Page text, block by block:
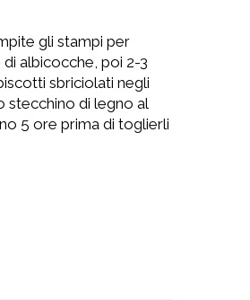
gli stampi per
albicocche, poi 2-3
sbriciolati negli
stecchino di legno al
5 ore prima di toglierli